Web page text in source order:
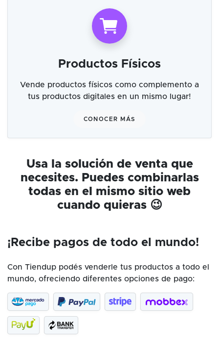
Productos Físicos
Vende productos físicos como complemento a
tus productos digitales en un mismo lugar!
CONOCER MÁS
Usa la solución de venta que
necesites. Puedes combinarlas
todas en el mismo sitio web
cuando quieras 😉
¡Recibe pagos de todo el mundo!
Con Tiendup podés venderle tus productos a todo el
mundo, ofreciendo diferentes opciones de pago: